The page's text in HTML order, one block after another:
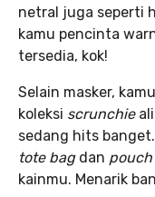
netral juga seperti
kamu pencinta
tersedia, kok!
Selain masker,
koleksi scrunchie
sedang hits
tote bag dan pouch
kainmu. Menarik